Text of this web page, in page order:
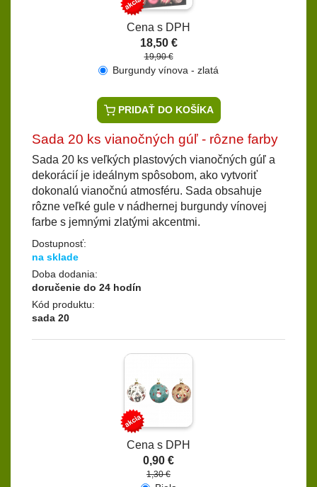
Cena s DPH
18,50 €
19,90 €
Burgundy vínova - zlatá
PRIDAŤ DO KOŠÍKA
Sada 20 ks vianočných gúľ - rôzne farby
Sada 20 ks veľkých plastových vianočných gúľ a
dekorácií je ideálnym spôsobom, ako vytvoriť
dokonalú vianočnú atmosféru. Sada obsahuje
rôzne veľké gule v nádhernej burgundy vínovej
farbe s jemnými zlatými akcentmi.
Dostupnosť:
na sklade
Doba dodania:
doručenie do 24 hodín
Kód produktu:
sada 20
Cena s DPH
0,90 €
1,30 €